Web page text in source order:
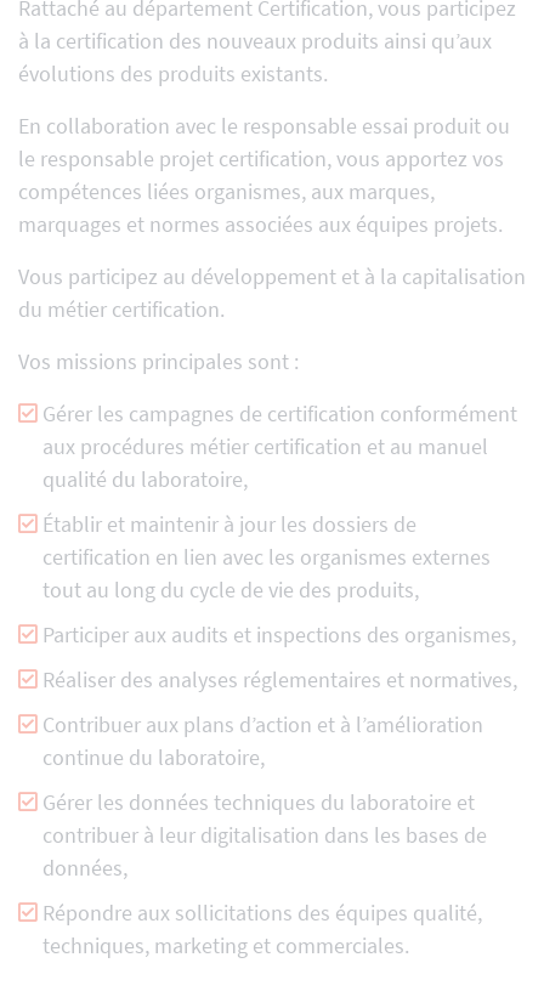
Rattaché au département Certification, vous participez
à la certification des nouveaux produits ainsi qu’aux
évolutions des produits existants.
En collaboration avec le responsable essai produit ou
le responsable projet certification, vous apportez vos
compétences liées organismes, aux marques,
marquages et normes associées aux équipes projets.
Vous participez au développement et à la capitalisation
du métier certification.
Vos missions principales sont :
Gérer les campagnes de certification conformément
aux procédures métier certification et au manuel
qualité du laboratoire,
Établir et maintenir à jour les dossiers de
certification en lien avec les organismes externes
tout au long du cycle de vie des produits,
Participer aux audits et inspections des organismes,
Réaliser des analyses réglementaires et normatives,
Contribuer aux plans d’action et à l’amélioration
continue du laboratoire,
Gérer les données techniques du laboratoire et
contribuer à leur digitalisation dans les bases de
données,
Répondre aux sollicitations des équipes qualité,
techniques, marketing et commerciales.